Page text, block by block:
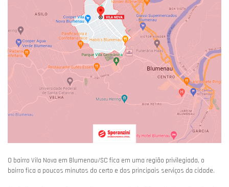
O bairro Vila Nova em Blumenau/SC fica em uma região privilegiada, o
bairro fica a poucos minutos do certo e dos principais serviços da cidade.